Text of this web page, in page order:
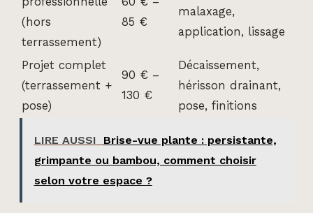
(hors
terrassement)
85 €
malaxage,
application, lissage
Projet complet
(terrassement +
pose)
90 € –
130 €
Décaissement,
hérisson drainant,
pose, finitions
LIRE AUSSI
Brise-vue plante : persistante,
grimpante ou bambou, comment choisir
selon votre espace ?